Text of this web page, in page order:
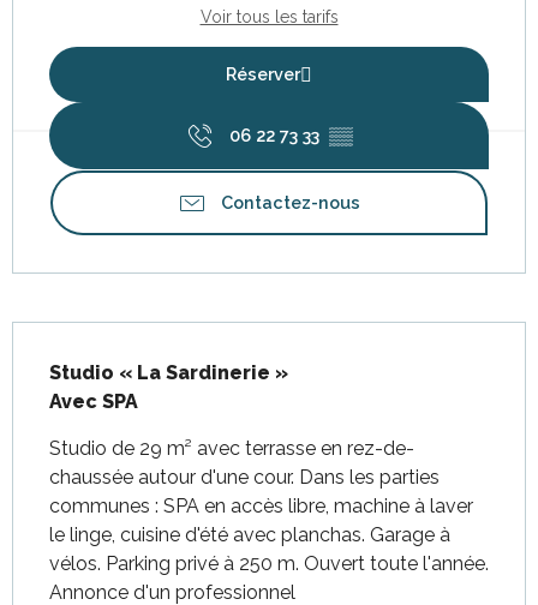
Voir tous les tarifs
Réserver
06 22 73 33 ▒▒
Contactez-nous
Studio « La Sardinerie »
Avec SPA
Studio de 29 m² avec terrasse en rez-de-
chaussée autour d'une cour. Dans les parties
communes : SPA en accès libre, machine à laver
le linge, cuisine d'été avec planchas. Garage à
vélos. Parking privé à 250 m. Ouvert toute l'année.
Annonce d'un professionnel